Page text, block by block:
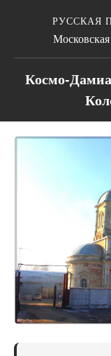
РУССКАЯ
Космо-